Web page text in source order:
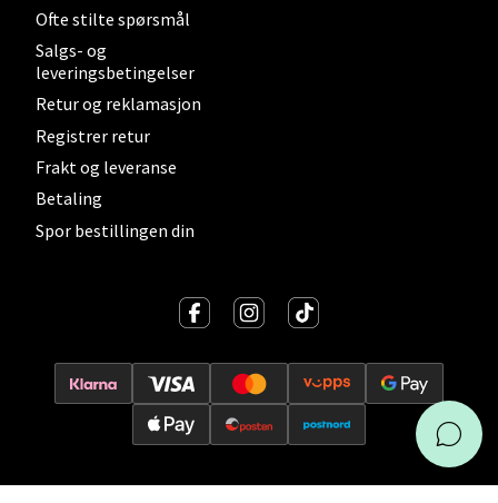
Ofte stilte spørsmål
Salgs- og
leveringsbetingelser
Retur og reklamasjon
Registrer retur
Frakt og leveranse
Betaling
Spor bestillingen din
Molde - Moldetorget
Torget 1, 6413 Molde
Åpent i dag 10-18
0 i butikk
Narvik - Thon Senter
Malmporten